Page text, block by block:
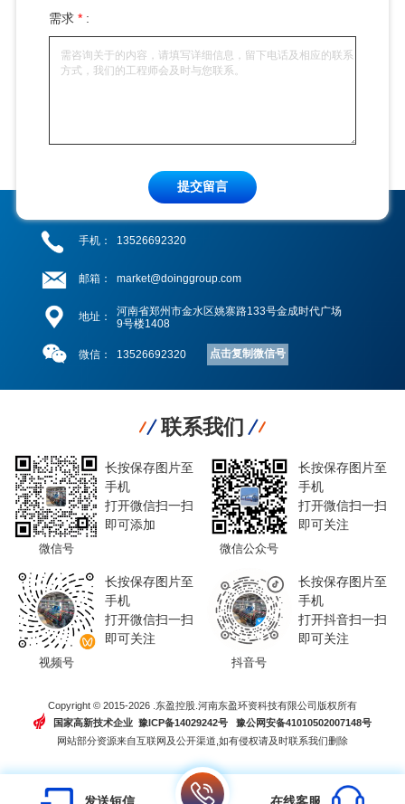
需求* :
提交留言
手机： 13526692320
邮箱： market@doinggroup.com
地址：
河南省郑州市金水区姚寨路133号金成时代广场
9号楼1408
微信： 13526692320 点击复制微信号
联系我们
微信号
长按保存图片至
手机
打开微信扫一扫
即可添加
微信公众号
长按保存图片至
手机
打开微信扫一扫
即可关注
视频号
长按保存图片至
手机
打开微信扫一扫
即可关注
抖音号
长按保存图片至
手机
打开抖音扫一扫
即可关注
Copyright © 2015-2026 .东盈控股.河南东盈环资科技有限公司版权所有
国家高新技术企业 豫ICP备14029242号豫公网安备41010502007148号
网站部分资源来自互联网及公开渠道,如有侵权请及时联系我们删除